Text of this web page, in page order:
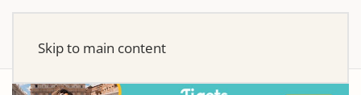
Skip to main content